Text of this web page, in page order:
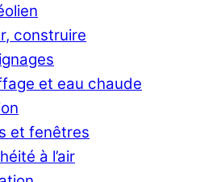
construire
et eau chaude
et fenêtres
à l’air